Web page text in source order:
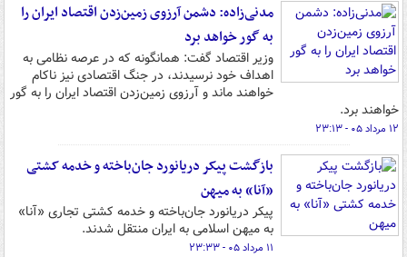
مدنی‌زاده: دشمن آرزوی زمین‌زدن اقتصاد ایران را
به گور خواهد برد
وزیر اقتصاد گفت: همانگونه که در عرصه نظامی به
اهداف خود نرسیدند، در جنگ اقتصادی نیز ناکام
خواهند ماند و آرزوی زمین‌زدن اقتصاد ایران را به گور
خواهند برد.
۱۲ مرداد ۰۵ - ۲۳:۱۳
بازگشت پیکر دریانورد جان‌باخته و خدمه کشتی
«آنا» به میهن
پیکر دریانورد جان‌باخته و خدمه کشتی تجاری «آنا»
به میهن اسلامی به ایران منتقل شدند.
۱۱ مرداد ۰۵ - ۲۳:۳۳